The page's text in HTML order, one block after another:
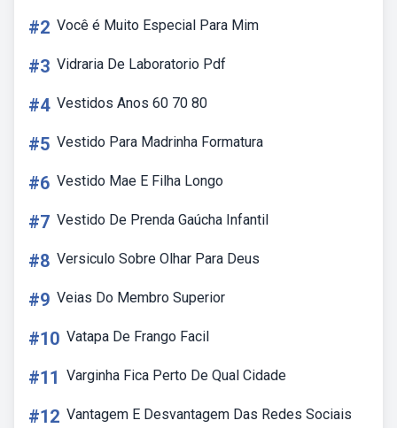
#2 Você é Muito Especial Para Mim
#3 Vidraria De Laboratorio Pdf
#4 Vestidos Anos 60 70 80
#5 Vestido Para Madrinha Formatura
#6 Vestido Mae E Filha Longo
#7 Vestido De Prenda Gaúcha Infantil
#8 Versiculo Sobre Olhar Para Deus
#9 Veias Do Membro Superior
#10 Vatapa De Frango Facil
#11 Varginha Fica Perto De Qual Cidade
#12 Vantagem E Desvantagem Das Redes Sociais